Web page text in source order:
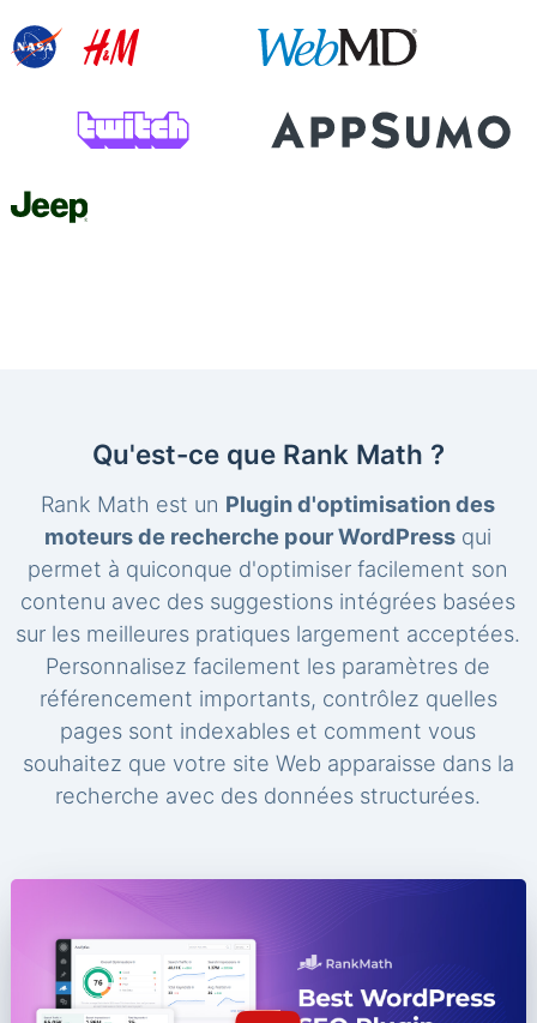
Qu'est-ce que Rank Math ?
Rank Math est un Plugin d'optimisation des
moteurs de recherche pour WordPress qui
permet à quiconque d'optimiser facilement son
contenu avec des suggestions intégrées basées
sur les meilleures pratiques largement acceptées.
Personnalisez facilement les paramètres de
référencement importants, contrôlez quelles
pages sont indexables et comment vous
souhaitez que votre site Web apparaisse dans la
recherche avec des données structurées.